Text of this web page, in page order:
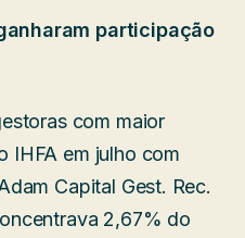
participação
com maior
IHFA em julho com
Capital Gest. Rec.
2,67% do